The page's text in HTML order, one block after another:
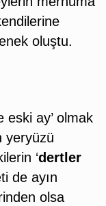
oluştu.
eski ay’ olmak
yeryüzü
‘dertler
de ayın
olsa